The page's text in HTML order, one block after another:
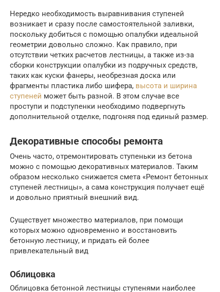
Нередко необходимость выравнивания ступеней
возникает и сразу после самостоятельной заливки,
поскольку добиться с помощью опалубки идеальной
геометрии довольно сложно. Как правило, при
отсутствии четких расчетов лестницы, а также из-за
сборки конструкции опалубки из подручных средств,
таких как куски фанеры, необрезная доска или
фрагменты пластика либо шифера, высота и ширина
ступеней может быть разной. В этом случае все
проступи и подступенки необходимо подвергнуть
дополнительной отделке, подгоняя под единый размер.
Декоративные способы ремонта
Очень часто, отремонтировать ступеньки из бетона
можно с помощью декоративных материалов. Таким
образом несколько снижается смета «Ремонт бетонных
ступеней лестницы», а сама конструкция получает ещё
и довольно приятный внешний вид.
Существует множество материалов, при помощи
которых можно одновременно и восстановить
бетонную лестницу, и придать ей более
привлекательный вид
Облицовка
Облицовка бетонной лестницы ступенями наиболее